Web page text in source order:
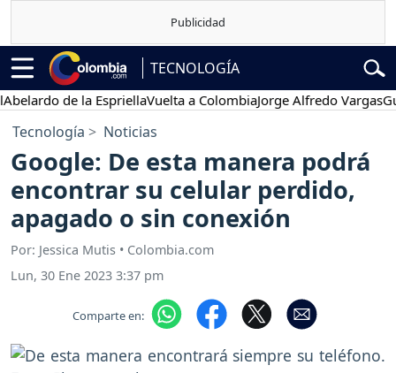
TECNOLOGÍA
de la EspriellaVuelta a ColombiaJorge Alfredo Vargas
Tecnología Noticias
Google: De esta manera podrá
encontrar su celular perdido,
apagado o sin conexión
Por: Jessica Mutis • Colombia.com
Lun, 30 Ene 2023 3:37 pm
Comparte en: